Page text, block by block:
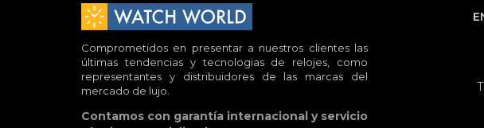
Comprometidos en presentar a nuestros clientes las
últimas tendencias y tecnologias de relojes, como
representantes y distribuidores de las marcas del
mercado de lujo.
Contamos con garantía internacional y servicio